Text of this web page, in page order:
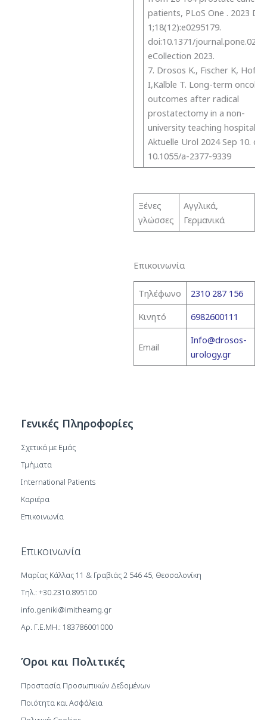
patients, PLoS One . 2023
1;18(12):e0295179.
doi:10.1371/
eCollection 2023.
7. Drosos K., Fischer K,
I,Kälble T. Long-term
outcomes after radical
prostatectomy in a non-
university teaching hospital.
Aktuelle Urol 2024 Sep 10.
10.1055/a-2377-9339
Ξένες
γλώσσες
Αγγλικά,
Γερμανικά
Επικοινωνία
Τηλέφωνο
2310 287 156
Κινητό
6982600111
Email
Info@drosos-
urology.gr
Γενικές Πληροφορίες
Σχετικά με Εμάς
Τμήματα
International Patients
Καριέρα
Επικοινωνία
Επικοινωνία
Μαρίας Κάλλας 11 & Γραβιάς 2 546 45, Θεσσαλονίκη
Τηλ.: +30.2310.895100
info.geniki@imitheamg.gr
Αρ. Γ.Ε.ΜΗ.: 183786001000
Όροι και Πολιτικές
Προστασία Προσωπικών Δεδομένων
Ποιότητα και Ασφάλεια